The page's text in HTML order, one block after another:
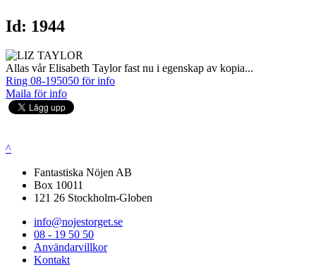
Id: 1944
Allas vår Elisabeth Taylor fast nu i egenskap av kopia...
Ring 08-195050 för info
Maila för info
^
Fantastiska Nöjen AB
Box 10011
121 26 Stockholm-Globen
info@nojestorget.se
08 - 19 50 50
Användarvillkor
Kontakt